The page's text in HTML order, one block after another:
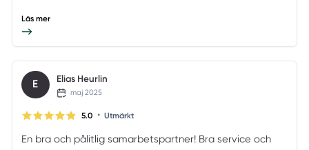
Läs mer
E Elias Heurlin
maj 2025
5.0 • Utmärkt
En bra och pålitlig samarbetspartner! Bra service och